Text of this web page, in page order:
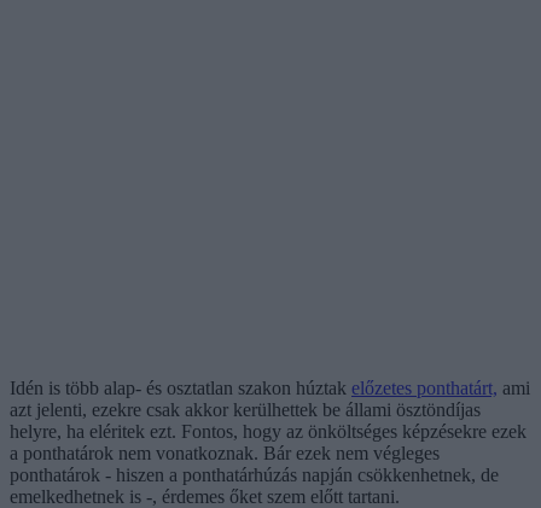
Idén is több alap- és osztatlan szakon húztak előzetes ponthatárt, ami
azt jelenti, ezekre csak akkor kerülhettek be állami ösztöndíjas
helyre, ha eléritek ezt. Fontos, hogy az önköltséges képzésekre ezek
a ponthatárok nem vonatkoznak. Bár ezek nem végleges
ponthatárok - hiszen a ponthatárhúzás napján csökkenhetnek, de
emelkedhetnek is -, érdemes őket szem előtt tartani.